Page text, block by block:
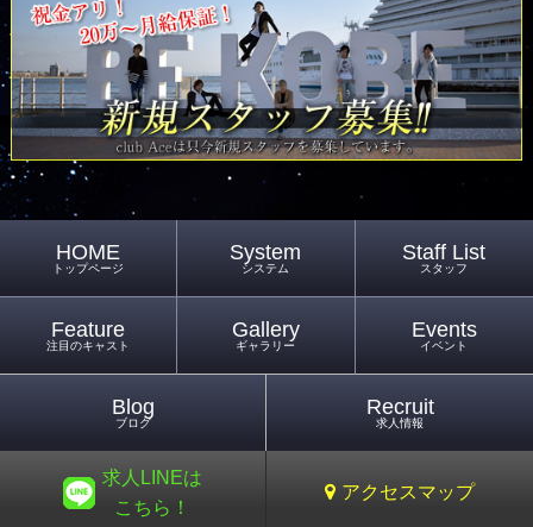
HOME
トップページ
System
システム
Staff List
スタッフ
Feature
注目のキャスト
Gallery
ギャラリー
Events
イベント
Blog
ブログ
Recruit
求人情報
求人LINEは
こちら！
アクセスマップ